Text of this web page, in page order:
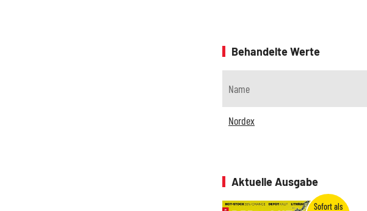
Behandelte Werte
Name
Nordex
Aktuelle Ausgabe